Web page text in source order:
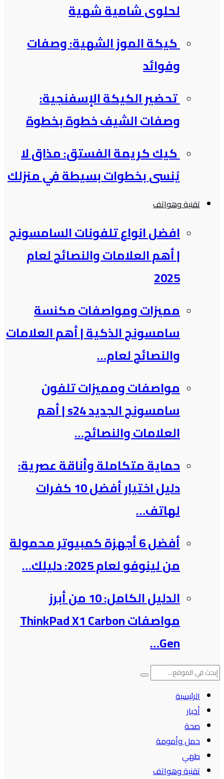
لحلوى شامية شهية
كيكة الموز الشهية: وصفات
وفوائد
تحضير الكيكة الإسفنجية:
وصفات الشيف خطوة بخطوة
كيك كريمة الفستق: مذاق لا
يُنسى بخطوات بسيطة في منزلك
تقنية وهواتف
افضل انواع تلفونات السامسونج​
| أهم العلامات والنصائح لعام
2025
مميزات ومواصفات مكنسة
سامسونج الذكية​ | أهم العلامات
والنصائح لعام…
مواصفات ومميزات تلفون
سامسونج الجديد s24 | أهم
العلامات والنصائح…
حماية متكاملة وأناقة عصرية:
دليل اختيار أفضل 10 كفرات
لهاتف…
أفضل 6 أجهزة كمبيوتر محمولة
من لينوفو لعام 2025: دليلك…
الدليل الكامل: 10 من أبرز
مواصفات ThinkPad X1 Carbon
Gen…
الرئيسية
أخبار
صحة
حمل وأمومة
طهي
تقنية وهواتف